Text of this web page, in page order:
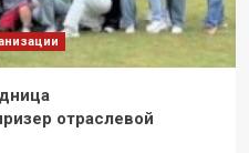
отраслевой